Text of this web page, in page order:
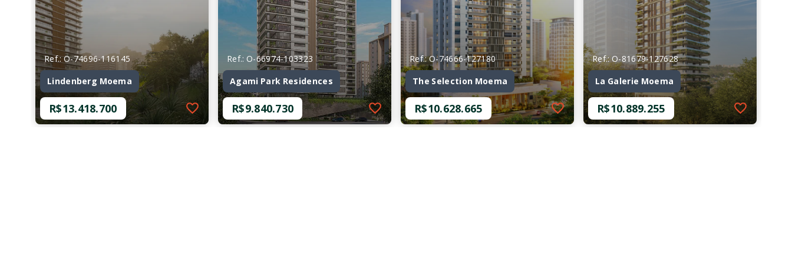
Ref.: O-74696-116145
Lindenberg Moema
R$13.418.700
Ref.: O-66974-103323
Agami Park Residences
R$9.840.730
Ref.: O-74666-127180
The Selection Moema
R$10.628.665
Ref.: O-81679-127628
La Galerie Moema
R$10.889.255